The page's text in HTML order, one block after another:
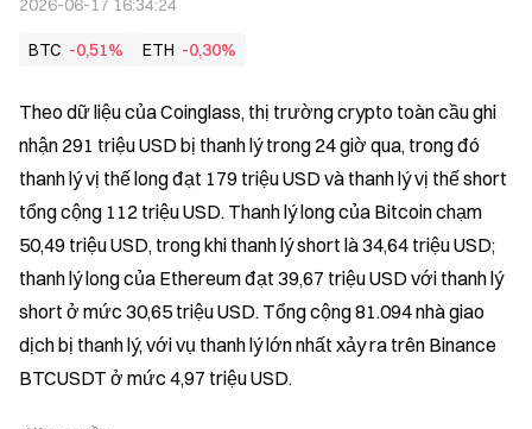
2026-06-17 16:34:24
BTC -0,51% ETH -0,30%
Theo dữ liệu của Coinglass, thị trường crypto toàn cầu ghi
nhận 291 triệu USD bị thanh lý trong 24 giờ qua, trong đó
thanh lý vị thế long đạt 179 triệu USD và thanh lý vị thế short
tổng cộng 112 triệu USD. Thanh lý long của Bitcoin chạm
50,49 triệu USD, trong khi thanh lý short là 34,64 triệu USD;
thanh lý long của Ethereum đạt 39,67 triệu USD với thanh lý
short ở mức 30,65 triệu USD. Tổng cộng 81.094 nhà giao
dịch bị thanh lý, với vụ thanh lý lớn nhất xảy ra trên Binance
BTCUSDT ở mức 4,97 triệu USD.